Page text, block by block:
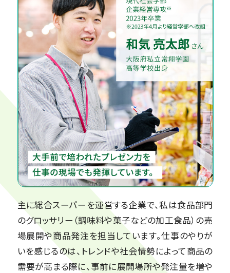
主に総合スーパーを運営する企業で、私は食品部門
のグロッサリー（調味料や菓子などの加工食品）の売
場展開や商品発注を担当しています。仕事のやりが
いを感じるのは、トレンドや社会情勢によって商品の
需要が高まる際に、事前に展開場所や発注量を増や